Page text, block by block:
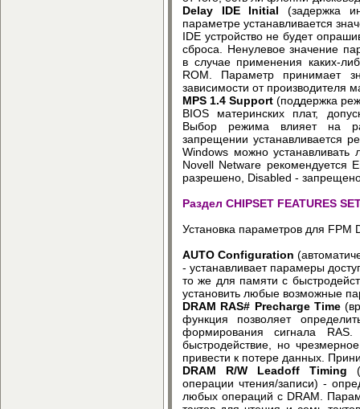
Delay IDE Initial (задержка
параметре устанавливается
IDE устройство не будет
сброса. Ненулевое значение
в случае применения каких-
ROM. Параметр принимает
зависимости от производителя
MPS 1.4 Support (поддержка
BIOS материнских плат,
Выбор режима влияет на
запрещении устанавливается
Windows можно
Novell Netware рекомендуется
разрешено, Disabled -
Раздел CHIPSET FEATURES
Установка параметров для FPM
AUTO Configuration
- устанавливает парамеры
то же для памяти с
установить любые возможные
DRAM RAS# Precharge Time
функция позволяет
формирования сигнала RAS.
быстродействие, но
привести к потере данных.
DRAM R/W Leadoff Timing
операции чтения/записи) -
любых операций с DRAM.